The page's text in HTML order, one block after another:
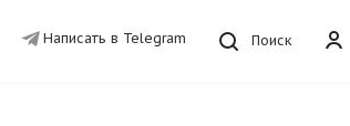
Поиск
Написать в Telegram